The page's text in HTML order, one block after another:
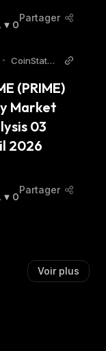
0
Partager
•
CoinStats
(PRIME)
Market
03
2026
0
Partager
Voir plus